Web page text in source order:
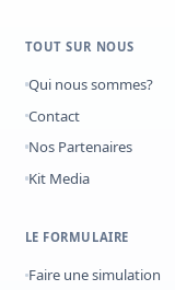
TOUT SUR NOUS
Qui nous sommes?
Contact
Nos Partenaires
Kit Media
LE FORMULAIRE
Faire une simulation